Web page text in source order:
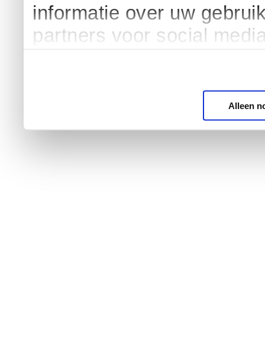
informatie over uw
partners voor social
Alleen